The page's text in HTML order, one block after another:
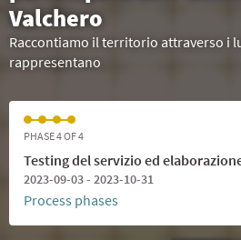
Valchero
Raccontiamo il territorio attraverso i
rappresentano
PHASE 4 OF 4
Testing del servizio ed
2023-09-03 - 2023-10-31
Process phases